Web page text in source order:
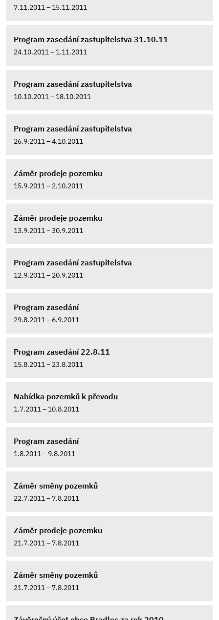
7.11.2011 – 15.11.2011
Program zasedání zastupitelstva 31.10.11
24.10.2011 – 1.11.2011
Program zasedání zastupitelstva
10.10.2011 – 18.10.2011
Program zasedání zastupitelstva
26.9.2011 – 4.10.2011
Záměr prodeje pozemku
15.9.2011 – 2.10.2011
Záměr prodeje pozemku
13.9.2011 – 30.9.2011
Program zasedání zastupitelstva
12.9.2011 – 20.9.2011
Program zasedání
29.8.2011 – 6.9.2011
Program zasedání 22.8.11
15.8.2011 – 23.8.2011
Nabídka pozemků k převodu
1.7.2011 – 10.8.2011
Program zasedání
1.8.2011 – 9.8.2011
Záměr směny pozemků
22.7.2011 – 7.8.2011
Záměr prodeje pozemku
21.7.2011 – 7.8.2011
Záměr směny pozemků
21.7.2011 – 7.8.2011